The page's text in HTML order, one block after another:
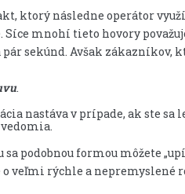
následne operátor
mnohí tieto hovory
sekúnd. Avšak zákazníkov,
.
nastáva v prípade, ak ste
podobnou formou môžete
veľmi rýchle a